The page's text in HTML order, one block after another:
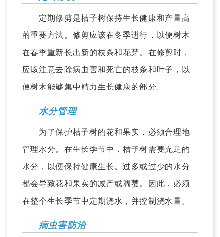
定期修剪是桔子树保持生长健康和产量高
的重要方法。修剪应该在冬季进行，以便树木
在春季重新长出新的枝条和花芽。在修剪时，
应该注意去除病虫害和死亡的枝条和叶子，以
便树木能够集中精力生长健康的部分。
水分管理
为了保护桔子树的花和果实，必须合理地
管理水分。在生长季节中，桔子树需要充足的
水分，以便保持健康生长。过多或过少的水分
都会导致花和果实的减产或凋萎。因此，必须
在整个生长季节中定期浇水，并控制浇水量。
病虫害防治